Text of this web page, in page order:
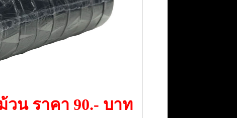
วน ราคา 90.- บาท